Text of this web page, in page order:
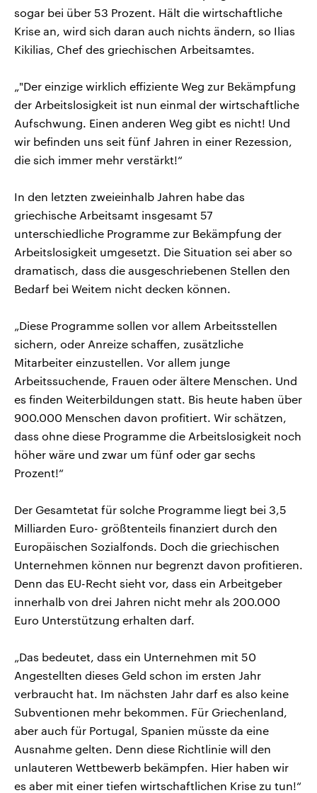
sogar bei über 53 Prozent. Hält die wirtschaftliche
Krise an, wird sich daran auch nichts ändern, so Ilias
Kikilias, Chef des griechischen Arbeitsamtes.
„"Der einzige wirklich effiziente Weg zur Bekämpfung
der Arbeitslosigkeit ist nun einmal der wirtschaftliche
Aufschwung. Einen anderen Weg gibt es nicht! Und
wir befinden uns seit fünf Jahren in einer Rezession,
die sich immer mehr verstärkt!“
In den letzten zweieinhalb Jahren habe das
griechische Arbeitsamt insgesamt 57
unterschiedliche Programme zur Bekämpfung der
Arbeitslosigkeit umgesetzt. Die Situation sei aber so
dramatisch, dass die ausgeschriebenen Stellen den
Bedarf bei Weitem nicht decken können.
„Diese Programme sollen vor allem Arbeitsstellen
sichern, oder Anreize schaffen, zusätzliche
Mitarbeiter einzustellen. Vor allem junge
Arbeitssuchende, Frauen oder ältere Menschen. Und
es finden Weiterbildungen statt. Bis heute haben über
900.000 Menschen davon profitiert. Wir schätzen,
dass ohne diese Programme die Arbeitslosigkeit noch
höher wäre und zwar um fünf oder gar sechs
Prozent!“
Der Gesamtetat für solche Programme liegt bei 3,5
Milliarden Euro- größtenteils finanziert durch den
Europäischen Sozialfonds. Doch die griechischen
Unternehmen können nur begrenzt davon profitieren.
Denn das EU-Recht sieht vor, dass ein Arbeitgeber
innerhalb von drei Jahren nicht mehr als 200.000
Euro Unterstützung erhalten darf.
„Das bedeutet, dass ein Unternehmen mit 50
Angestellten dieses Geld schon im ersten Jahr
verbraucht hat. Im nächsten Jahr darf es also keine
Subventionen mehr bekommen. Für Griechenland,
aber auch für Portugal, Spanien müsste da eine
Ausnahme gelten. Denn diese Richtlinie will den
unlauteren Wettbewerb bekämpfen. Hier haben wir
es aber mit einer tiefen wirtschaftlichen Krise zu tun!“